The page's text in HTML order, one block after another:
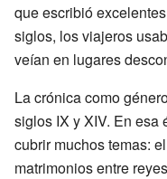
que escribió
siglos, los viajeros
veían en lugares
La crónica como
siglos IX y XIV. En esa
cubrir muchos temas:
matrimonios entre